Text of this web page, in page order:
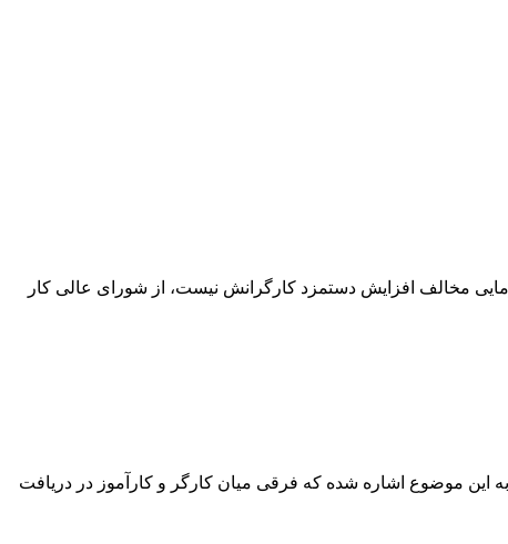
مخالف افزایش دستمزد کارگرانش نیست، از شورای عالی کار
این موضوع اشاره شده که فرقی میان کارگر و کارآموز در دریافت